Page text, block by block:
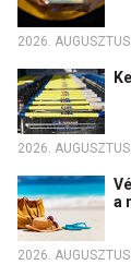
2026. AUGUSZTUS
2026. AUGUSZTUS
a
2026. AUGUSZTUS